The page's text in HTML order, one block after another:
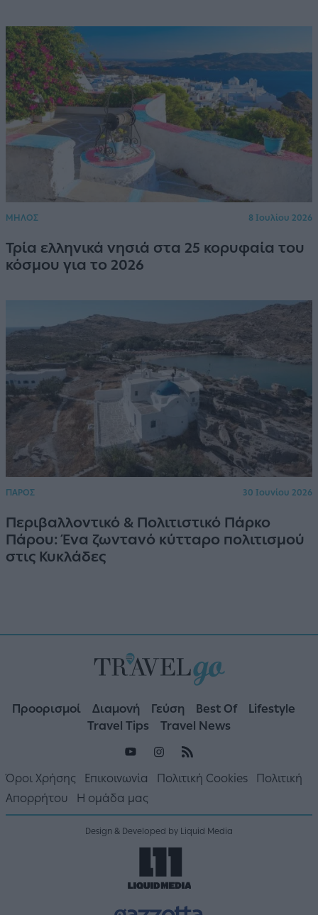
ΜΗΛΟΣ 8 Ιουλίου 2026
Τρία ελληνικά νησιά στα 25 κορυφαία του
κόσμου για το 2026
ΠΑΡΟΣ 30 Ιουνίου 2026
Περιβαλλοντικό & Πολιτιστικό Πάρκο
Πάρου: Ένα ζωντανό κύτταρο πολιτισμού
στις Κυκλάδες
Προορισμοί Διαμονή Γεύση Best Of
Lifestyle
Travel Tips
Travel News
Όροι Χρήσης Επικοινωνία Πολιτική Cookies
Πολιτική
Απορρήτου
Η ομάδα μας
Design & Developed by Liquid Media